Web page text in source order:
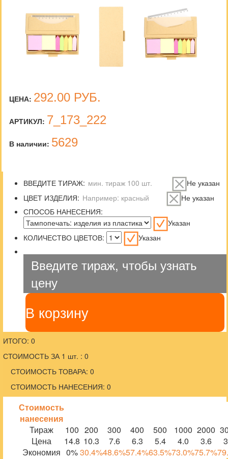
ЦЕНА: 292.00 РУБ.
АРТИКУЛ: 7_173_222
В наличии: 5629
ВВЕДИТЕ ТИРАЖ:
Не указан
ЦВЕТ ИЗДЕЛИЯ:
Не указан
СПОСОБ НАНЕСЕНИЯ:
Указан
КОЛИЧЕСТВО ЦВЕТОВ:
Указан
Введите тираж, чтобы узнать
цену
В корзину
ИТОГО: 0
СТОИМОСТЬ ЗА 1 шт. : 0
СТОИМОСТЬ ТОВАРА: 0
СТОИМОСТЬ НАНЕСЕНИЯ: 0
Стоимость
нанесения
Тираж
100 200 300 400 500 1000 2000
Цена
14.8 10.3 7.6 6.3 5.4 4.0 3.6
Экономия 0%30.4%48.6%57.4%63.5%73.0%75.7%